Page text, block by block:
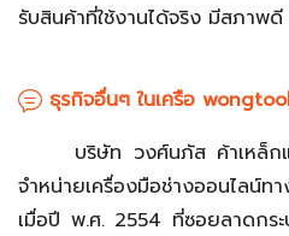
รับสินค้าที่ใช้งานได้จริง มีสภาพดี
ธุรกิจอื่นๆ ในเครือ
บริษัท วงศ์นภัส ค้าเหล็กแ
จำหน่ายเครื่องมือช่างออนไล
เมื่อปี พ.ศ. 2554 ที่ซอยลาดกร